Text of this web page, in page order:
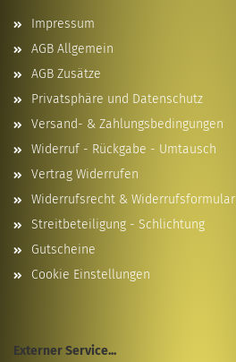
Impressum
AGB Allgemein
AGB Zusätze
Privatsphäre und Datenschutz
Versand- & Zahlungsbedingungen
Widerruf - Rückgabe - Umtausch
Vertrag Widerrufen
Widerrufsrecht & Widerrufsformular
Streitbeteiligung - Schlichtung
Gutscheine
Cookie Einstellungen
Externer Service...